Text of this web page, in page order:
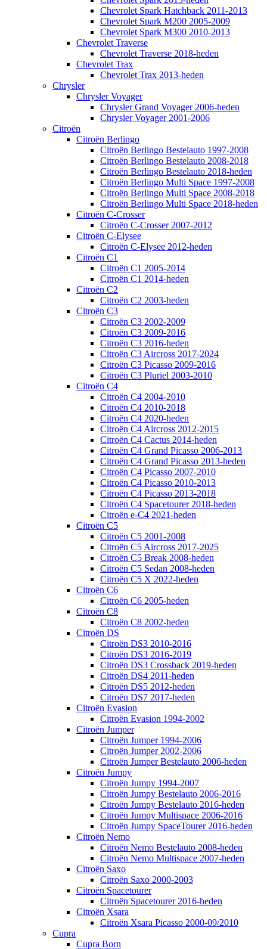
Chevrolet Spark Hatchback 2011-2013
Chevrolet Spark M200 2005-2009
Chevrolet Spark M300 2010-2013
Chevrolet Traverse
Chevrolet Traverse 2018-heden
Chevrolet Trax
Chevrolet Trax 2013-heden
Chrysler
Chrysler Voyager
Chrysler Grand Voyager 2006-heden
Chrysler Voyager 2001-2006
Citroën
Citroën Berlingo
Citroën Berlingo Bestelauto 1997-2008
Citroën Berlingo Bestelauto 2008-2018
Citroën Berlingo Bestelauto 2018-heden
Citroën Berlingo Multi Space 1997-2008
Citroën Berlingo Multi Space 2008-2018
Citroën Berlingo Multi Space 2018-heden
Citroën C-Crosser
Citroën C-Crosser 2007-2012
Citroën C-Elysee
Citroën C-Elysee 2012-heden
Citroën C1
Citroën C1 2005-2014
Citroën C1 2014-heden
Citroën C2
Citroën C2 2003-heden
Citroën C3
Citroën C3 2002-2009
Citroën C3 2009-2016
Citroën C3 2016-heden
Citroën C3 Aircross 2017-2024
Citroën C3 Picasso 2009-2016
Citroën C3 Pluriel 2003-2010
Citroën C4
Citroën C4 2004-2010
Citroën C4 2010-2018
Citroën C4 2020-heden
Citroën C4 Aircross 2012-2015
Citroën C4 Cactus 2014-heden
Citroën C4 Grand Picasso 2006-2013
Citroën C4 Grand Picasso 2013-heden
Citroën C4 Picasso 2007-2010
Citroën C4 Picasso 2010-2013
Citroën C4 Picasso 2013-2018
Citroën C4 Spacetourer 2018-heden
Citroën e-C4 2021-heden
Citroën C5
Citroën C5 2001-2008
Citroën C5 Aircross 2017-2025
Citroën C5 Break 2008-heden
Citroën C5 Sedan 2008-heden
Citroën C5 X 2022-heden
Citroën C6
Citroën C6 2005-heden
Citroën C8
Citroën C8 2002-heden
Citroën DS
Citroën DS3 2010-2016
Citroën DS3 2016-2019
Citroën DS3 Crossback 2019-heden
Citroën DS4 2011-heden
Citroën DS5 2012-heden
Citroën DS7 2017-heden
Citroën Evasion
Citroën Evasion 1994-2002
Citroën Jumper
Citroën Jumper 1994-2006
Citroën Jumper 2002-2006
Citroën Jumper Bestelauto 2006-heden
Citroën Jumpy
Citroën Jumpy 1994-2007
Citroën Jumpy Bestelauto 2006-2016
Citroën Jumpy Bestelauto 2016-heden
Citroën Jumpy Multispace 2006-2016
Citroën Jumpy SpaceTourer 2016-heden
Citroën Nemo
Citroën Nemo Bestelauto 2008-heden
Citroën Nemo Multispace 2007-heden
Citroën Saxo
Citroën Saxo 2000-2003
Citroën Spacetourer
Citroën Spacetourer 2016-heden
Citroën Xsara
Citroën Xsara Picasso 2000-09/2010
Cupra
Cupra Born